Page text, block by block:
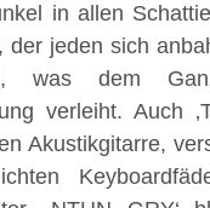
in allen
der jeden sich
was dem
verleiht. Auch
Akustikgitarre,